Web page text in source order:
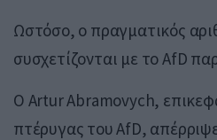
Ωστόσο, ο πραγματικός
συσχετίζονται με το AfD
Ο Artur Abramovych,
πτέρυγας του AfD,